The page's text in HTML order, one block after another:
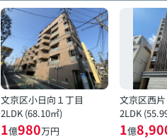
文京区小日向１丁目
2LDK (68.10㎡)
1億980万円
文京区西
2LDK
1億